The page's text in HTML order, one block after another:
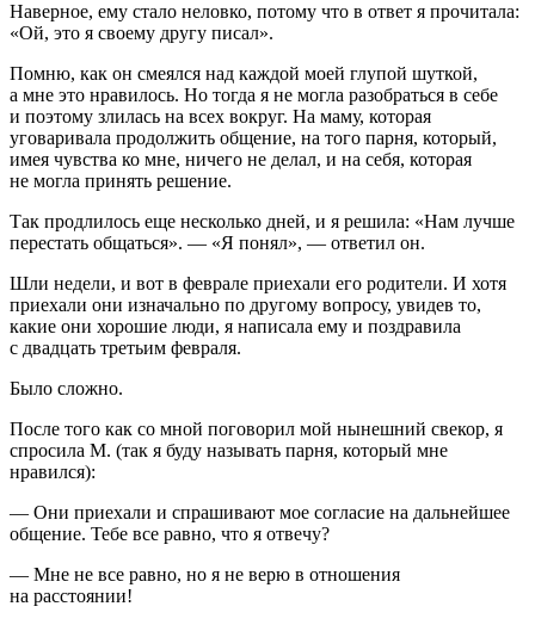
Наверное, ему стало неловко, потому что в ответ я прочитала:
«Ой, это я своему другу писал».
Помню, как он смеялся над каждой моей глупой шуткой,
а мне это нравилось. Но тогда я не могла разобраться в себе
и поэтому злилась на всех вокруг. На маму, которая
уговаривала продолжить общение, на того парня, который,
имея чувства ко мне, ничего не делал, и на себя, которая
не могла принять решение.
Так продлилось еще несколько дней, и я решила: «Нам лучше
перестать общаться». — «Я понял», — ответил он.
Шли недели, и вот в феврале приехали его родители. И хотя
приехали они изначально по другому вопросу, увидев то,
какие они хорошие люди, я написала ему и поздравила
с двадцать третьим февраля.
Было сложно.
После того как со мной поговорил мой нынешний свекор, я
спросила М. (так я буду называть парня, который мне
нравился):
— Они приехали и спрашивают мое согласие на дальнейшее
общение. Тебе все равно, что я отвечу?
— Мне не все равно, но я не верю в отношения
на расстоянии!